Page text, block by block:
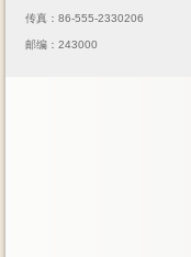
传真：86-555-2330206
邮编：243000